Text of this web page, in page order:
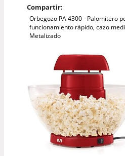
Compartir:
Orbegozo PA 4300 - Palomitero
funcionamiento rápido, cazo
Metalizado